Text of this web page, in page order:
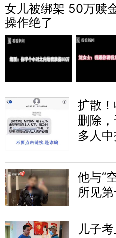
女儿被绑架 50万赎
操作绝了
扩散
删除
多人
他与“
所见
儿子